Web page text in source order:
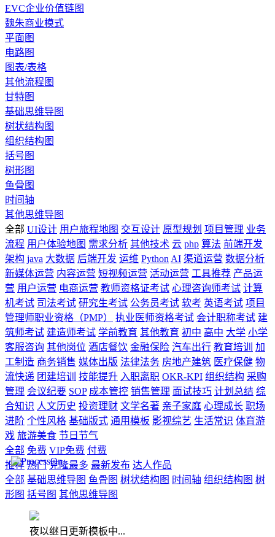
EVC企业价值链图
魏朱商业模式
平面图
电路图
图表/表格
其他流程图
甘特图
基础思维导图
树状结构图
组织结构图
括号图
树形图
鱼骨图
时间轴
其他思维导图
全部 UI设计 用户旅程地图 交互设计 原型规划 项目管理 业务
流程 用户体验地图 需求分析 其他技术 云 php 算法 前端开发
架构 java 大数据 后端开发 运维 Python AI 渠道运营 数据分析
新媒体运营 内容运营 短视频运营 活动运营 工具推荐 产品运
营 用户运营 电商运营 教师资格证考试 心理咨询师考试 计算
机考试 司法考试 研究生考试 公务员考试 软考 英语考试 项目
管理师职业资格（PMP）
执业医师资格考试 会计职称考试 建
筑师考试 建造师考试 学前教育 其他教育 初中 高中 大学 小学
客服咨询 其他岗位 酒店餐饮 金融保险 汽车出行 教育培训
加
工制造 商务销售 媒体出版 法律法务 房地产建筑 医疗保健 物
流快递 团建培训 技能提升 入职离职 OKR-KPI 组织结构 采购
管理 会议纪要 SOP 成本管控 销售管理 面试技巧 计划总结 综
合知识 人文历史 投资理财 文学名著 亲子家庭 心理成长 职场
进阶 个性风格 基础版式 通用模板 影视综艺 生活常识 体育游
戏 旅游美食 节日节气
全部 免费 VIP免费 付费
推荐 热门 克隆最多 最新发布 达人作品
全部 基础思维导图 鱼骨图 树状结构图 时间轴 组织结构图 树
形图 括号图 其他思维导图
夜以继日更新模板中...